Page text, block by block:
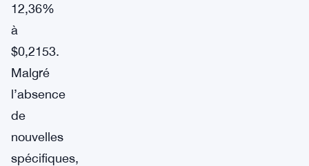
12,36%
à
$0,2153.
Malgré
l’absence
de
nouvelles
spécifiques,